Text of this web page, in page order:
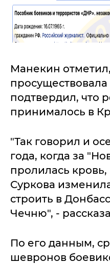
Манекин
подтвердил, что
принималось в
"Так говорил и
года, когда за
пролилась
Суркова
строить в
Чечню", -
По его данным,
шевронов